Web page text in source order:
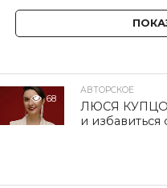
68
АВТОРСКОЕ
ЛЮСЯ
и избавиться